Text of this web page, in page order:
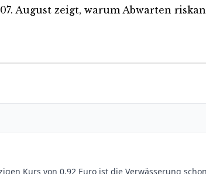
August zeigt, warum Abwarten